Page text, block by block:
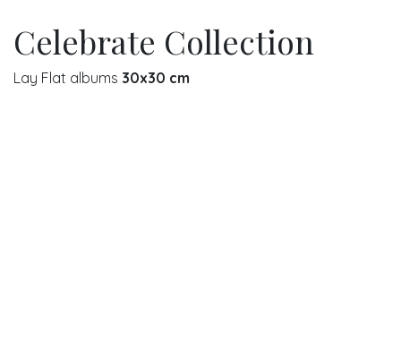
Celebrate Collection
Lay Flat albums 30x30 cm